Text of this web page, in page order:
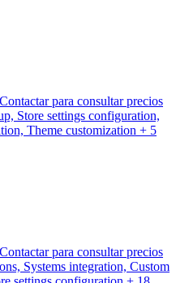
Contactar para consultar precios
Store settings configuration,
Theme customization + 5
Contactar para consultar precios
Systems integration, Custom